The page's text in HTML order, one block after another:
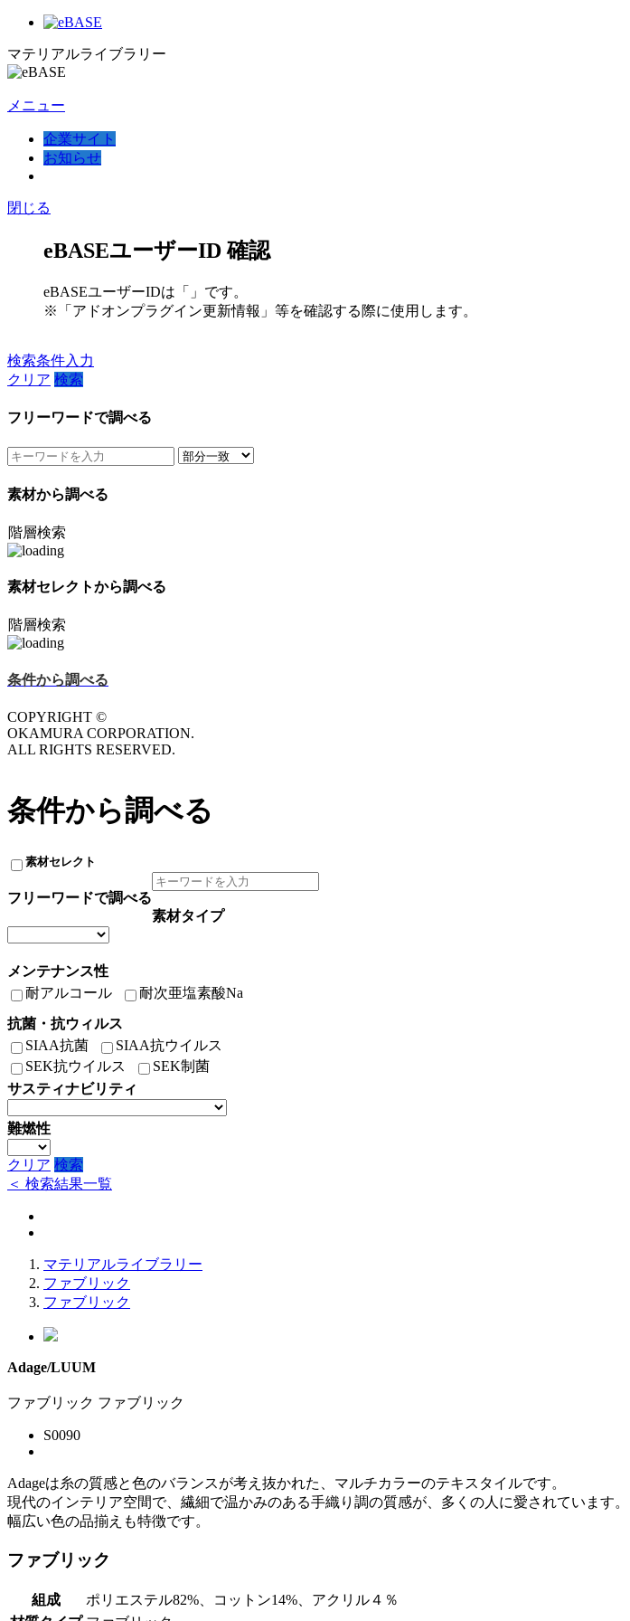
マテリアルライブラリー
メニュー
企業サイト
お知らせ
閉じる
eBASEユーザーID 確認
eBASEユーザーIDは「
」です。
※「アドオンプラグイン更新情報」等を確認する際に使用します。
検索条件入力
クリア 検索
フリーワードで調べる
素材から調べる
階層検索
素材セレクトから調べる
階層検索
条件から調べる
COPYRIGHT ©
OKAMURA CORPORATION.
ALL RIGHTS RESERVED.
条件から調べる
素材セレクト
フリーワードで調べる
素材タイプ
メンテナンス性
耐アルコール
耐次亜塩素酸Na
抗菌・抗ウィルス
SIAA抗菌
SIAA抗ウイルス
SEK抗ウイルス
SEK制菌
サスティナビリティ
難燃性
クリア 検索
＜ 検索結果一覧
マテリアルライブラリー
ファブリック
ファブリック
Adage/LUUM
ファブリック ファブリック
S0090
Adageは糸の質感と色のバランスが考え抜かれた、マルチカラーのテキスタイルです。
現代のインテリア空間で、繊細で温かみのある手織り調の質感が、多くの人に愛されています。
幅広い色の品揃えも特徴です。
ファブリック
組成
ポリエステル82%、コットン14%、アクリル４％